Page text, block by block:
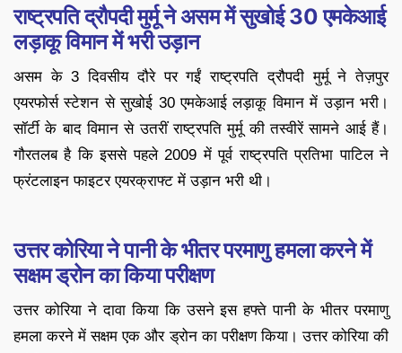
राष्ट्रपति द्रौपदी मुर्मू ने असम में सुखोई 30 एमकेआई
लड़ाकू विमान में भरी उड़ान
असम के 3 दिवसीय दौरे पर गईं राष्ट्रपति द्रौपदी मुर्मू ने तेज़पुर
एयरफोर्स स्टेशन से सुखोई 30 एमकेआई लड़ाकू विमान में उड़ान भरी।
सॉर्टी के बाद विमान से उतरीं राष्ट्रपति मुर्मू की तस्वीरें सामने आई हैं।
गौरतलब है कि इससे पहले 2009 में पूर्व राष्ट्रपति प्रतिभा पाटिल ने
फ्रंटलाइन फाइटर एयरक्राफ्ट में उड़ान भरी थी।
उत्तर कोरिया ने पानी के भीतर परमाणु हमला करने में
सक्षम ड्रोन का किया परीक्षण
उत्तर कोरिया ने दावा किया कि उसने इस हफ्ते पानी के भीतर परमाणु
हमला करने में सक्षम एक और ड्रोन का परीक्षण किया। उत्तर कोरिया की